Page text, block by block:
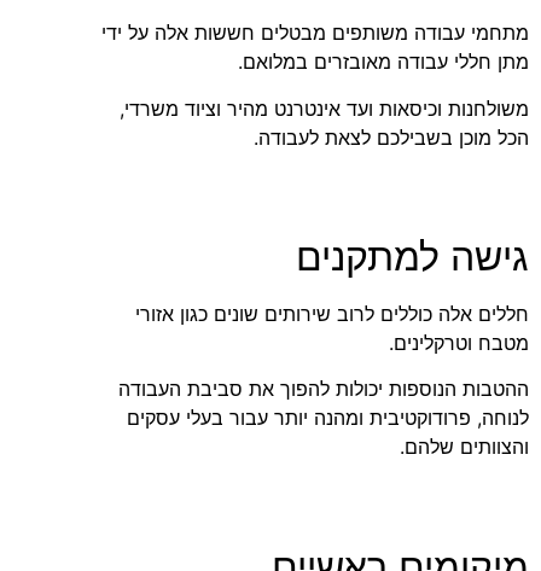
מתחמי עבודה משותפים מבטלים חששות אלה על ידי
מתן חללי עבודה מאובזרים במלואם.
משולחנות וכיסאות ועד אינטרנט מהיר וציוד משרדי,
הכל מוכן בשבילכם לצאת לעבודה.
גישה למתקנים
חללים אלה כוללים לרוב שירותים שונים כגון אזורי
מטבח וטרקלינים.
ההטבות הנוספות יכולות להפוך את סביבת העבודה
לנוחה, פרודוקטיבית ומהנה יותר עבור בעלי עסקים
והצוותים שלהם.